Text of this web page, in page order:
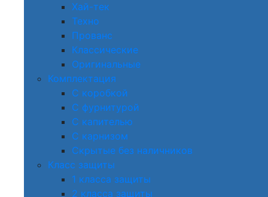
Хай-тек
Техно
Прованс
Классические
Оригинальные
Комплектация
С коробкой
С фурнитурой
С капителью
С карнизом
Скрытые без наличников
Класс защиты
1 класса защиты
2 класса защиты